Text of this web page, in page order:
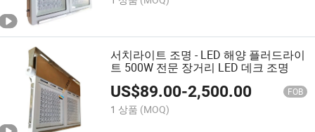
서치라이트 조명 - LED 해양 플러드라이
트 500W 전문 장거리 LED 데크 조명
US$89.00-2,500.00 FOB
1 상품 (MOQ)